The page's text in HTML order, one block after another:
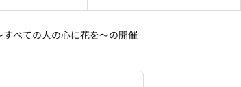
べての人の心に花を～の開催